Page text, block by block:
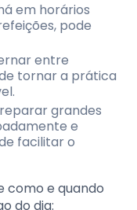
em horários
pode
entre
tornar a prática
grandes
e
facilitar o
como e quando
do dia: